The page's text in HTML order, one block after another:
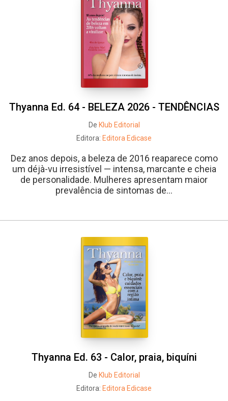
Thyanna Ed. 64 - BELEZA 2026 - TENDÊNCIAS
De Klub Editorial
Editora: Editora Edicase
Dez anos depois, a beleza de 2016 reaparece como
um déjà-vu irresistível — intensa, marcante e cheia
de personalidade. Mulheres apresentam maior
prevalência de sintomas de...
Thyanna Ed. 63 - Calor, praia, biquíni
De Klub Editorial
Editora: Editora Edicase